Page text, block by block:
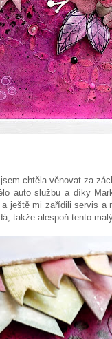
chtěla věnovat za
auto službu a díky
ještě mi zařídili servis a
takže alespoň tento